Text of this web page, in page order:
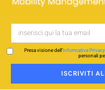
Presa visione dell’Informativa Privacy
personali
ISCRIVITI